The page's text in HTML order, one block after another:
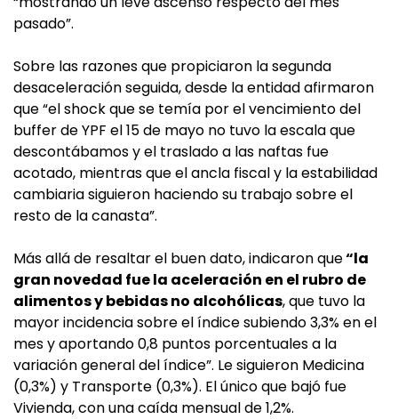
pasado”.
Sobre las razones que propiciaron la segunda
desaceleración seguida, desde la entidad afirmaron
que “el shock que se temía por el vencimiento del
buffer de YPF el 15 de mayo no tuvo la escala que
descontábamos y el traslado a las naftas fue
acotado, mientras que el ancla fiscal y la estabilidad
cambiaria siguieron haciendo su trabajo sobre el
resto de la canasta”.
Más allá de resaltar el buen dato, indicaron que“la
gran novedad fue la aceleración en el rubro de
alimentos y bebidas no alcohólicas, que tuvo la
mayor incidencia sobre el índice subiendo 3,3% en el
mes y aportando 0,8 puntos porcentuales a la
variación general del índice”. Le siguieron Medicina
(0,3%) y Transporte (0,3%). El único que bajó fue
Vivienda, con una caída mensual de 1,2%.